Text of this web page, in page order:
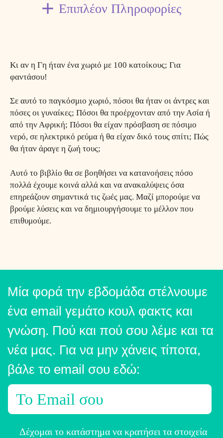
Επιπλέον Πληροφορίες
Κι αν η Γη ήταν ένα χωριό με 100 κατοίκους; Για
φαντάσου!
Σε αυτό το παγκόσμιο χωριό, πόσοι θα ήταν οι άντρες και
πόσες οι γυναίκες; Πόσοι θα προέρχονταν από την Ασία ή
από την Αφρική; Πόσοι θα είχαν πρόσβαση σε πόσιμο
νερό, σε ηλεκτρικό ρεύμα ή θα είχαν δικό τους σπίτι; Πώς
θα ήταν άραγε η ζωή τους;
Αυτό το βιβλίο θα σε βοηθήσει να κατανοήσεις πόσο
πολλά έχουμε κοινά αλλά και να ανακαλύψεις όσα
επηρεάζουν σημαντικά τις ζωές μας. Μαζί μπορούμε να
βρούμε λύσεις και να δημιουργήσουμε το μέλλον που
επιθυμούμε.
Μία φορά την εβδομάδα στέλνουμε
ένα email γεμάτο κουλ φακτς και
γνώση. Πού και πού σου λέμε και τα
νέα μας. Για να μην χάνεις τίποτα,
βάλε το email σου εδώ:
E
Δέχομαι το κατάστημα να κρατήσει τα στοιχεία